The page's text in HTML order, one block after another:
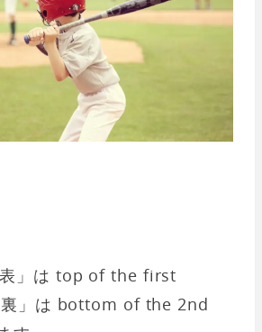
表」は top of the first
」は bottom of the 2nd